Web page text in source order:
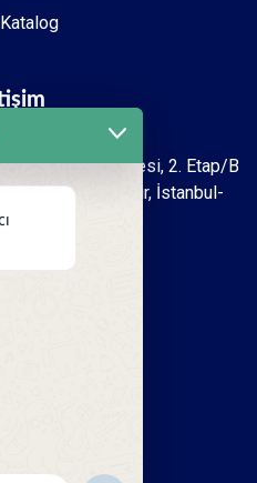
İpkas Sanayi Sitesi, 2. Etap/B
27-39 Başakşehir, İstanbul-